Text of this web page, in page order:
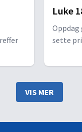
Luke
Oppdag
sette
VIS MER